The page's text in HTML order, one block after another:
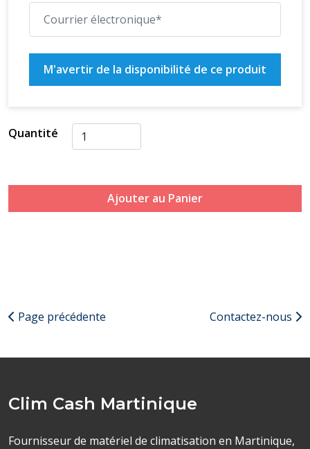
M'avertir de la disponibilité de ce produit
Quantité
Ajouter au Panier
Page précédente Contactez-nous
Clim Cash Martinique
Fournisseur de matériel de climatisation en Martinique,